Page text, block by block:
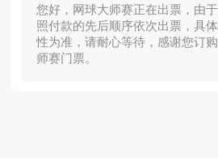
您好，网球大师赛正在出票，由
照付款的先后顺序依次出票，具
性为准，请耐心等待，感谢您订
师赛门票。